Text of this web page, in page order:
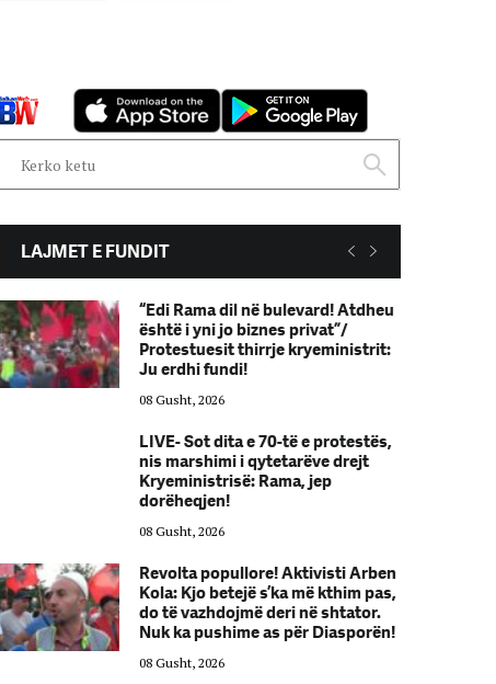
LAJMET E FUNDIT
“Edi Rama dil në bulevard! Atdheu
është i yni jo biznes privat”/
Protestuesit thirrje kryeministrit:
Ju erdhi fundi!
08 Gusht, 2026
LIVE- Sot dita e 70-të e protestës,
nis marshimi i qytetarëve drejt
Kryeministrisë: Rama, jep
dorëheqjen!
08 Gusht, 2026
Revolta popullore! Aktivisti Arben
Kola: Kjo betejë s’ka më kthim pas,
do të vazhdojmë deri në shtator.
Nuk ka pushime as për Diasporën!
08 Gusht, 2026